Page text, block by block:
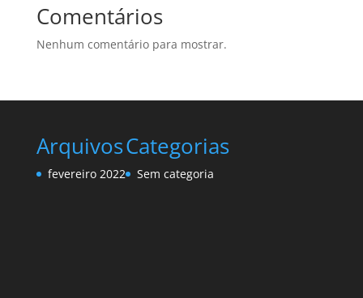
Comentários
Nenhum comentário para mostrar.
Arquivos
fevereiro 2022
Categorias
Sem categoria